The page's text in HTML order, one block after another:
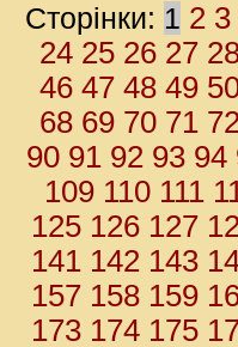
Сторінки: 1 2 3
24 25 26 27
46 47 48 49
68 69 70 71
90 91 92 93 94
109 110 111
125 126 127
141 142 143
157 158 159
173 174 175